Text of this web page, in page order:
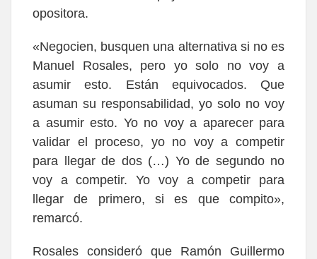
opositora.
«Negocien, busquen una alternativa si no es
Manuel Rosales, pero yo solo no voy a
asumir esto. Están equivocados. Que
asuman su responsabilidad, yo solo no voy
a asumir esto. Yo no voy a aparecer para
validar el proceso, yo no voy a competir
para llegar de dos (…) Yo de segundo no
voy a competir. Yo voy a competir para
llegar de primero, si es que compito»,
remarcó.
Rosales consideró que Ramón Guillermo